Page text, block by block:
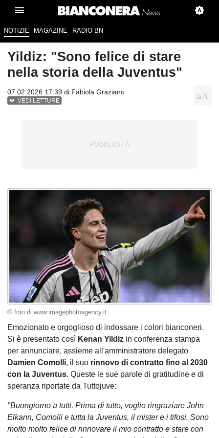
NOTIZIE MAGAZINE RADIO BN
Yildiz: "Sono felice di stare
nella storia della Juventus"
07.02.2026 17:39 di Fabiola Graziano
VEDI LETTURE
© foto di www.imagephotoagency.it
Emozionato e orgoglioso di indossare i colori bianconeri.
Si è presentato così Kenan Yildiz in conferenza stampa
per annunciare, assieme all'amministratore delegato
Damien Comolli, il suo rinnovo di contratto fino al 2030
con la Juventus. Queste le sue parole di gratitudine e di
speranza riportate da Tuttojuve:
"Buongiorno a tutti. Prima di tutto, voglio ringraziare John
Elkann, Comolli e tutta la Juventus, il mister e i tifosi. Sono
molto molto felice di rinnovare il mio contratto e stare con